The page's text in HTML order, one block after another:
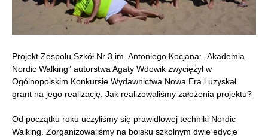
Projekt Zespołu Szkół Nr 3 im. Antoniego Kocjana: „Akademia
Nordic Walking” autorstwa Agaty Wdowik zwyciężył w
Ogólnopolskim Konkursie Wydawnictwa Nowa Era i uzyskał
grant na jego realizację. Jak realizowaliśmy założenia projektu?
Od początku roku uczyliśmy się prawidłowej techniki Nordic
Walking. Zorganizowaliśmy na boisku szkolnym dwie edycje